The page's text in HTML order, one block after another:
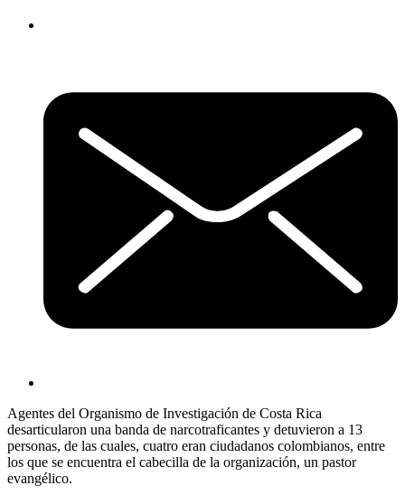
Agentes del Organismo de Investigación de Costa Rica
desarticularon una banda de narcotraficantes y detuvieron a 13
personas, de las cuales, cuatro eran ciudadanos colombianos, entre
los que se encuentra el cabecilla de la organización, un pastor
evangélico.